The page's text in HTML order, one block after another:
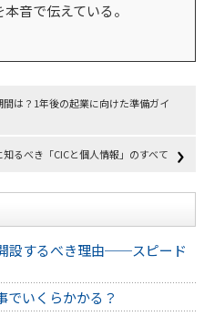
音で伝えている。
は？1年後の起業に向けた準備ガイ
るべき「CICと個人情報」のすべて
設するべき理由──スピード
でいくらかかる？